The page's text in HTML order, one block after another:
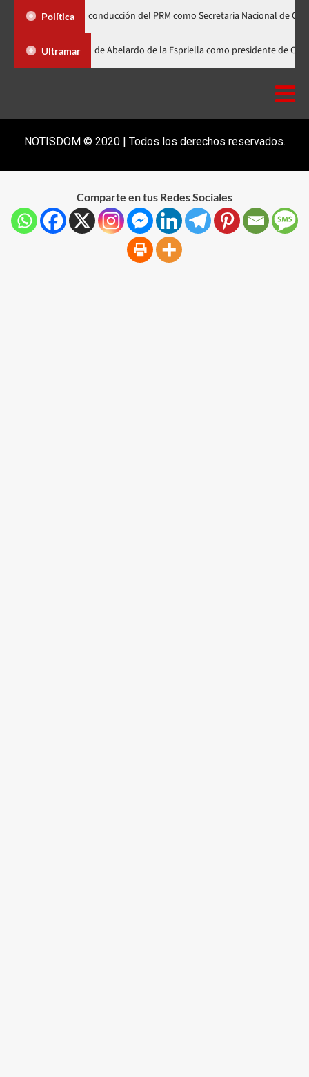
Política
de la conducción del PRM como Secretaria Nacional de Organización
Ultramar
Abinader participa en la investidura de Abelardo de la Espriella como
NOTISDOM © 2020 | Todos los derechos reservados.
Comparte en tus Redes Sociales